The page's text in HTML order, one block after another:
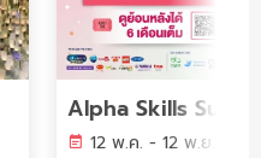
12 พ.ค. - 12 พ.ย. 2569